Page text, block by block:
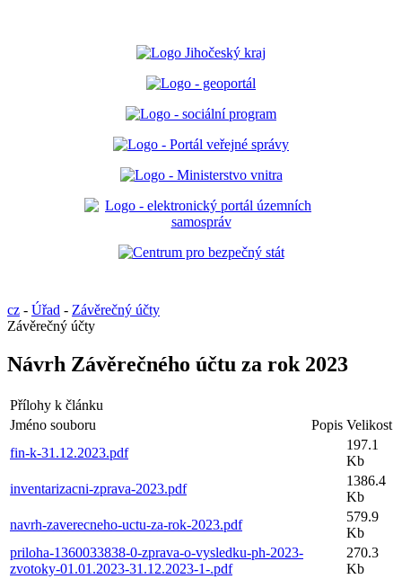
cz - Úřad - Závěrečný účty
Závěrečný účty
Návrh Závěrečného účtu za rok 2023
Přílohy k článku
Jméno souboru
Popis Velikost
fin-k-31.12.2023.pdf
197.1
Kb
inventarizacni-zprava-2023.pdf
1386.4
Kb
navrh-zaverecneho-uctu-za-rok-2023.pdf
579.9
Kb
priloha-1360033838-0-zprava-o-vysledku-ph-2023-
zvotoky-01.01.2023-31.12.2023-1-.pdf
270.3
Kb